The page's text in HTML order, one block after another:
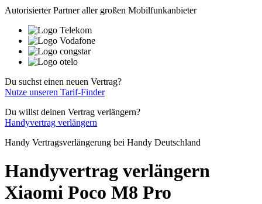
Autorisierter Partner aller großen Mobilfunkanbieter
Du suchst einen neuen Vertrag?
Nutze unseren Tarif-Finder
Du willst deinen Vertrag verlängern?
Handyvertrag verlängern
Handy Vertragsverlängerung bei Handy Deutschland
Handyvertrag verlängern
Xiaomi Poco M8 Pro